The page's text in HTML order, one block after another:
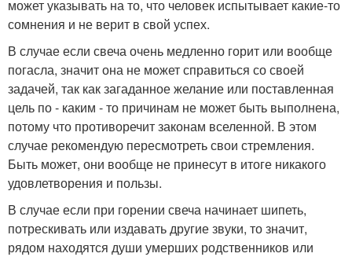
может указывать на то, что человек испытывает какие-то
сомнения и не верит в свой успех.
В случае если свеча очень медленно горит или вообще
погасла, значит она не может справиться со своей
задачей, так как загаданное желание или поставленная
цель по - каким - то причинам не может быть выполнена,
потому что противоречит законам вселенной. В этом
случае рекомендую пересмотреть свои стремления.
Быть может, они вообще не принесут в итоге никакого
удовлетворения и пользы.
В случае если при горении свеча начинает шипеть,
потрескивать или издавать другие звуки, то значит,
рядом находятся души умерших родственников или